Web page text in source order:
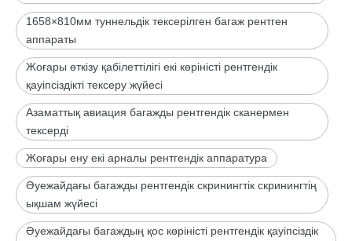
1658×810мм туннельдік тексерілген багаж рентген
аппараты
Жоғары өткізу қабілеттілігі екі көріністі рентгендік
қауіпсіздікті тексеру жүйесі
Азаматтық авиация багажды рентгендік сканермен
тексерді
Жоғары ену екі арналы рентгендік аппаратура
Әуежайдағы багажды рентгендік скринингтік скринингтің
ықшам жүйесі
Әуежайдағы багаждың қос көріністі рентгендік қауіпсіздік